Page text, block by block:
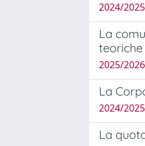
2024/
La
2025/
La
2024/2025
La